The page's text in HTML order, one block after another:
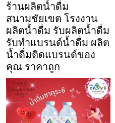
ร้านผลิตน้ำดื่ม
สนามชัยเขต โรงงาน
ผลิตน้ำดื่ม รับผลิตน้ำดื่ม
รับทำแบรนด์น้ำดื่ม ผลิต
น้ำดื่มติดแบรนด์ของ
คุณ ราคาถูก